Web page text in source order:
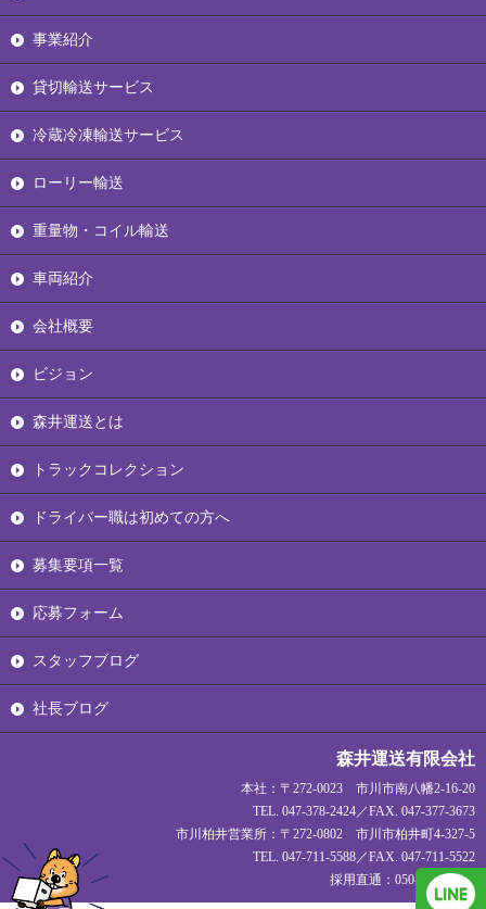
事業紹介
貸切輸送サービス
冷蔵冷凍輸送サービス
ローリー輸送
重量物・コイル輸送
車両紹介
会社概要
ビジョン
森井運送とは
トラックコレクション
ドライバー職は初めての方へ
募集要項一覧
応募フォーム
スタッフブログ
社長ブログ
森井運送有限会社
本社：〒272-0023 市川市南八幡2-16-20
TEL. 047-378-2424／FAX. 047-377-3673
市川柏井営業所：〒272-0802 市川市柏井町4-327-5
TEL. 047-711-5588／FAX. 047-711-5522
採用直通：050-1720-1927